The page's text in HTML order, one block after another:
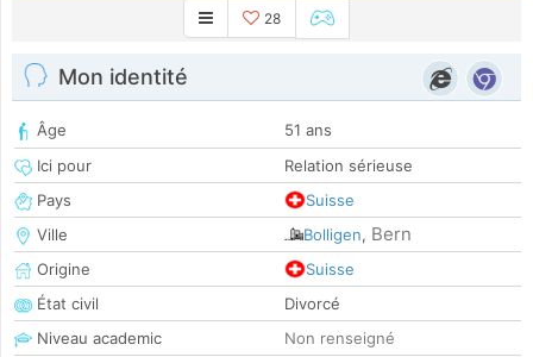
28
Mon identité
Âge
51 ans
Ici pour
Relation sérieuse
Pays
Suisse
Ville
Bolligen, Bern
Origine
Suisse
État civil
Divorcé
Niveau academic
Non renseigné